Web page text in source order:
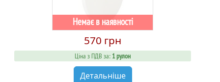
Немає в наявності
570 грн
Ціна з ПДВ за: 1 рулон
Детальніше